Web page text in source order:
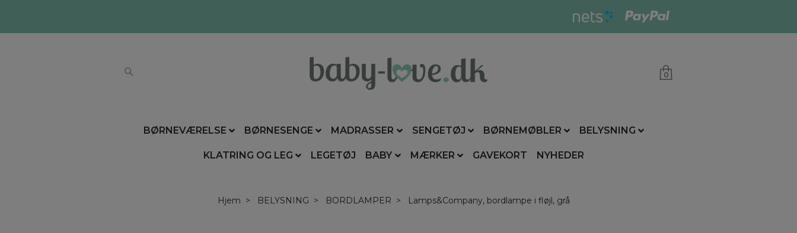
0
BØRNEVÆRELSE BØRNESENGE MADRASSER SENGETØJ BØRNEMØBLER BELYSNING
KLATRING OG LEG LEGETØJ BABY MÆRKER GAVEKORT NYHEDER
Hjem BELYSNING BORDLAMPER Lamps&Company, bordlampe i fløjl, grå